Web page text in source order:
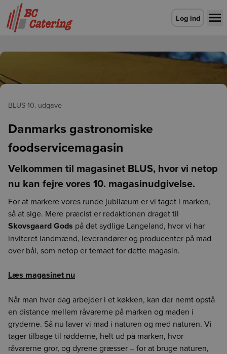
Gå til forsiden
Log ind
BLUS 10. udgave
Danmarks gastronomiske
foodservicemagasin
Velkommen til magasinet BLUS, hvor vi netop
nu kan fejre vores 10. magasinudgivelse.
For at markere vores runde jubilæum er vi taget i marken,
så at sige. Mere præcist er redaktionen draget til
Skovsgaard Gods på det sydlige Langeland, hvor vi har
inviteret landmænd, leverandører og producenter på mad
over bål, som netop er temaet for dette magasin.
Læs magasinet nu
Når man hver dag arbejder i et køkken, kan der nemt opstå
en distance mellem råvarerne på marken og maden i
gryderne. Så nu laver vi mad i naturen og med naturen. Vi
tager tilbage til rødderne, helt ud på marken, hvor
råvarerne gror, og dyrene græsser – for at bruge naturen,